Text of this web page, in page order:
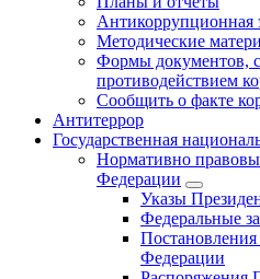
Антикоррупционная
Методические
Формы документов,
противодействием
Сообщить о факте
Антитеррор
Государственная
Нормативно
Федерации
Указы
Федеральные
Постановления
Федерации